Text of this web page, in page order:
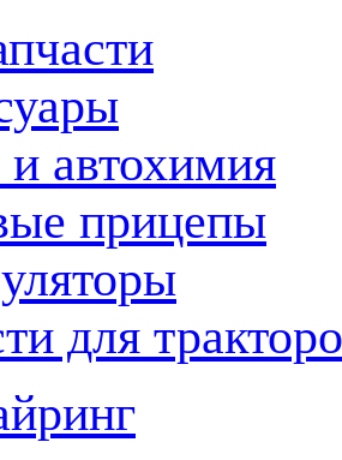
автохимия
прицепы
для